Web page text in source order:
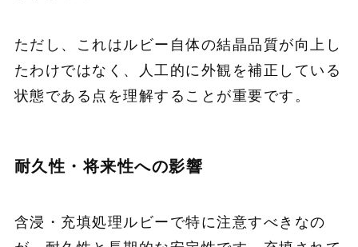
ただし、これはルビー自体の結晶品質が向上し
たわけではなく、人工的に外観を補正している
状態である点を理解することが重要です。
耐久性・将来性への影響
含浸・充填処理ルビーで特に注意すべきなの